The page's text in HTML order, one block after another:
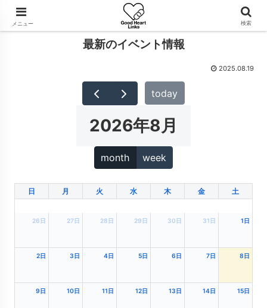
最新のイベント情報
2025.08.19
today
2026年8月
month week
日 月 火 水 木 金 土
26日 27日 28日 29日 30日 31日 1日
2日 3日 4日 5日 6日 7日 8日
9日 10日 11日 12日 13日 14日 15日
メニュー 検索